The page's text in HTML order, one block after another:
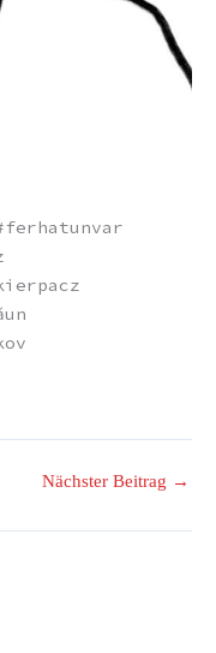
Nächster Beitrag →